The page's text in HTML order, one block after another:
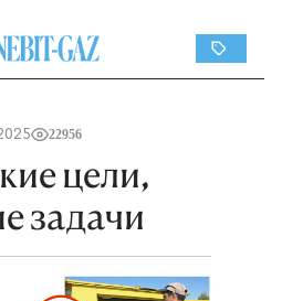
22956
цели,
задачи